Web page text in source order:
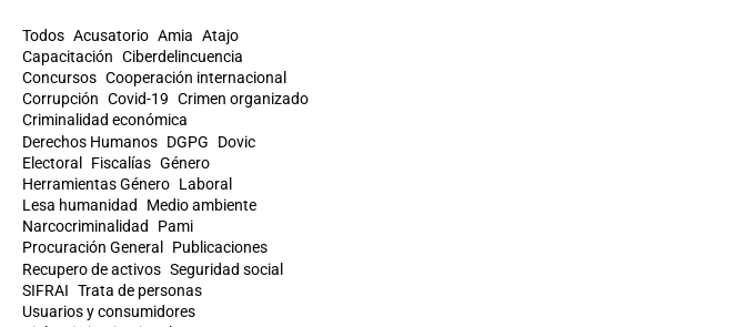
Todos Acusatorio Amia Atajo
Capacitación Ciberdelincuencia
Concursos Cooperación internacional
Corrupción Covid-19 Crimen organizado
Criminalidad económica
Derechos Humanos DGPG
Dovic
Electoral
Fiscalías Género
Herramientas Género Laboral
Lesa humanidad
Medio ambiente
Narcocriminalidad
Pami
Procuración General
Publicaciones
Recupero de activos Seguridad social
SIFRAI Trata de personas
Usuarios y consumidores